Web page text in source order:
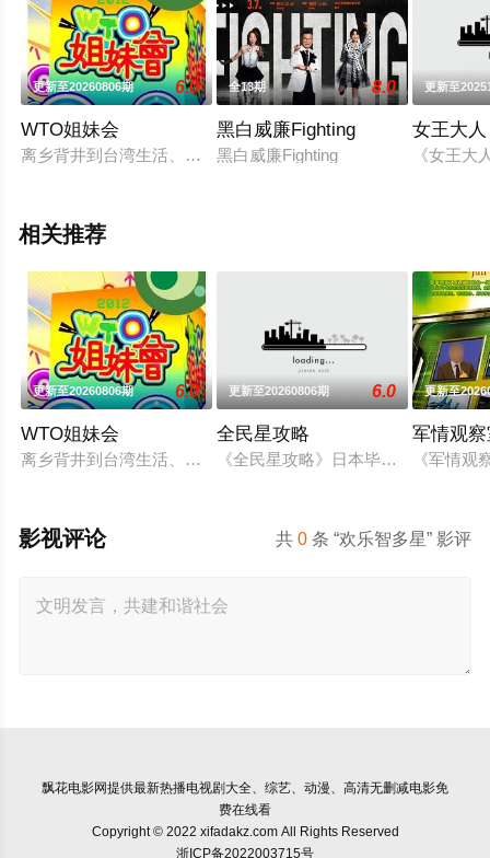
。
更新至20260806期 6.0
WTO姐妹会
离乡背井到台湾生活、读书，每个台湾新住民难免会因为文化
全13期 8.0
黑白威廉Fighting
黑白威廉Fighting
更新至
女王大人
《女王
相关推荐
更新至20260806期 6.0
WTO姐妹会
离乡背井到台湾生活、读书，每个台湾新住民难免会因为文化
更新至20260806期 6.0
全民星攻略
《全民星攻略》日本毕业典礼向学
更新至
军情观
《军情
共0 条 “欢乐智多星” 影评
影视评论
飘花电影网提供最新热播电视剧大全、综艺、动漫、高清无删减电影免
费在线看
Copyright © 2022 xifadakz.com All Rights Reserved
浙ICP备2022003715号